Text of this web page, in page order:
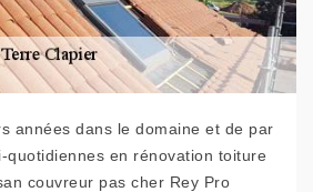
années dans le domaine et de par
quotidiennes en rénovation toiture
couvreur pas cher Rey Pro